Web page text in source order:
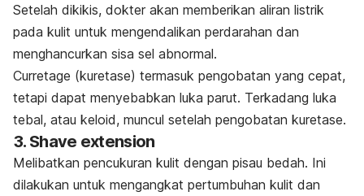
Setelah dikikis, dokter akan memberikan aliran listrik
pada kulit untuk mengendalikan perdarahan dan
menghancurkan sisa sel abnormal.
Curretage (kuretase) termasuk pengobatan yang cepat,
tetapi dapat menyebabkan luka parut. Terkadang luka
tebal, atau keloid, muncul setelah pengobatan kuretase.
3. Shave extension
Melibatkan pencukuran kulit dengan pisau bedah. Ini
dilakukan untuk mengangkat pertumbuhan kulit dan